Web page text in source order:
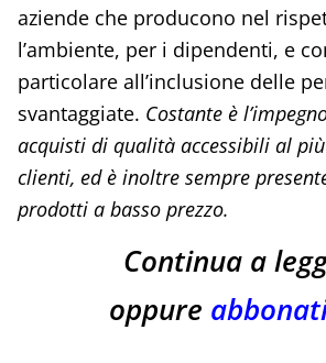
aziende che producono nel
l’ambiente, per i dipendenti, e
particolare all’inclusione delle
svantaggiate. Costante è
acquisti di qualità accessibili al
clienti, ed è inoltre sempre
prodotti a basso prezzo.
Continua a
oppure